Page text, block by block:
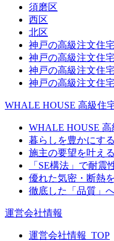
須磨区
西区
北区
神戸の高級注文住
神戸の高級注文住
神戸の高級注文住
神戸の高級注文住
WHALE HOUSE 高級住
WHALE HOUSE
暮らしを豊かにす
施主の要望を叶え
「SE構法」で耐
優れた気密・断熱
徹底した「品質」
運営会社情報
運営会社情報_TOP